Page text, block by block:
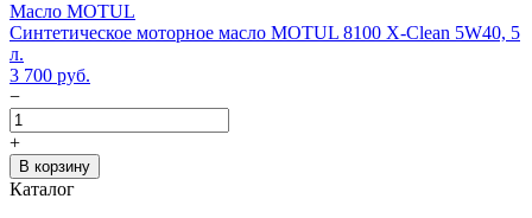
Масло MOTUL
Cинтетическое моторное масло MOTUL 8100 X-Clean 5W40, 5
л.
3 700 руб.
−
+
В корзину
Каталог